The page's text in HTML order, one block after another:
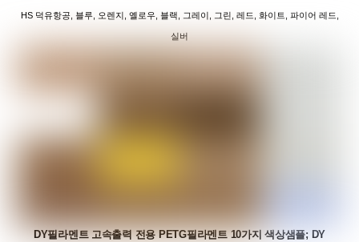
HS 덕유항공, 블루, 오렌지, 옐로우, 블랙, 그레이, 그린, 레드, 화이트, 파이어 레드,
실버
DY필라멘트 고속출력 전용 PETG필라멘트 10가지 색상샘플; DY